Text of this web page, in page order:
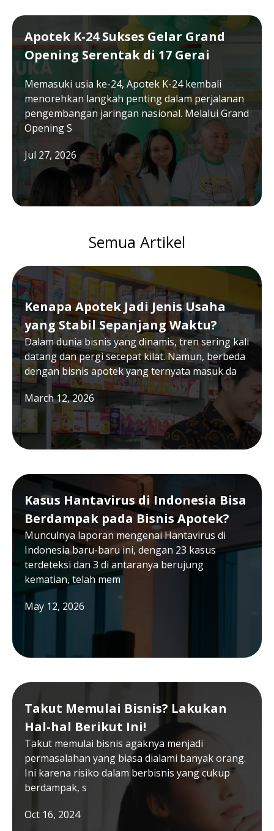
Apotek K-24 Sukses Gelar Grand
Opening Serentak di 17 Gerai
Memasuki usia ke-24, Apotek K-24 kembali
menorehkan langkah penting dalam perjalanan
pengembangan jaringan nasional. Melalui Grand
Opening S
Jul 27, 2026
Semua Artikel
Kenapa Apotek Jadi Jenis Usaha
yang Stabil Sepanjang Waktu?
Dalam dunia bisnis yang dinamis, tren sering kali
datang dan pergi secepat kilat. Namun, berbeda
dengan bisnis apotek yang ternyata masuk da
March 12, 2026
Kasus Hantavirus di Indonesia Bisa
Berdampak pada Bisnis Apotek?
Munculnya laporan mengenai Hantavirus di
Indonesia baru-baru ini, dengan 23 kasus
terdeteksi dan 3 di antaranya berujung
kematian, telah mem
May 12, 2026
Takut Memulai Bisnis? Lakukan
Hal-hal Berikut Ini!
Takut memulai bisnis agaknya menjadi
permasalahan yang biasa dialami banyak orang.
Ini karena risiko dalam berbisnis yang cukup
berdampak, s
Oct 16, 2024